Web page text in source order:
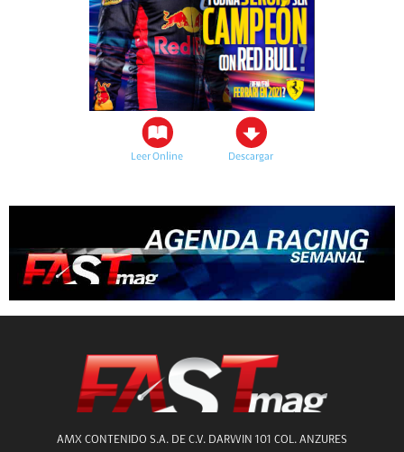
Leer Online Descargar
AMX CONTENIDO S.A. DE C.V. DARWIN 101 COL. ANZURES